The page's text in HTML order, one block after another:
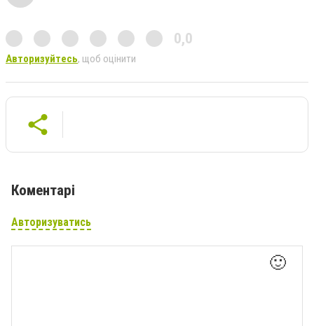
0,0
Авторизуйтесь, щоб оцінити
Коментарі
Авторизуватись
🙂